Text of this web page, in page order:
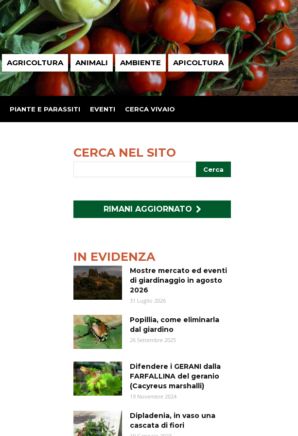
AGRICOLTURA ANIMALI AMBIENTE APICOLTURA
PIANTE E PARASSITI EVENTI CERCA VIVAIO
CERCA NEL SITO
RIMANI AGGIORNATO
IN EVIDENZA
Mostre mercato ed eventi
di giardinaggio in agosto
2026
31 Luglio 2026
Popillia, come eliminarla
dal giardino
26 Settembre 2025
Difendere i GERANI dalla
FARFALLINA del geranio
(Cacyreus marshalli)
19 Novembre 2024
Dipladenia, in vaso una
cascata di fiori